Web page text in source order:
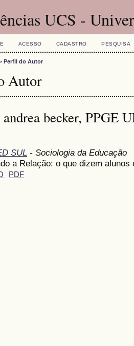
UCS -
ACESSO CADASTRO PESQUISA
Perfil do Autor
Autor
andrea becker, PPGE
SUL - Sociologia da Educação
a Relação: o que dizem alunos
PDF